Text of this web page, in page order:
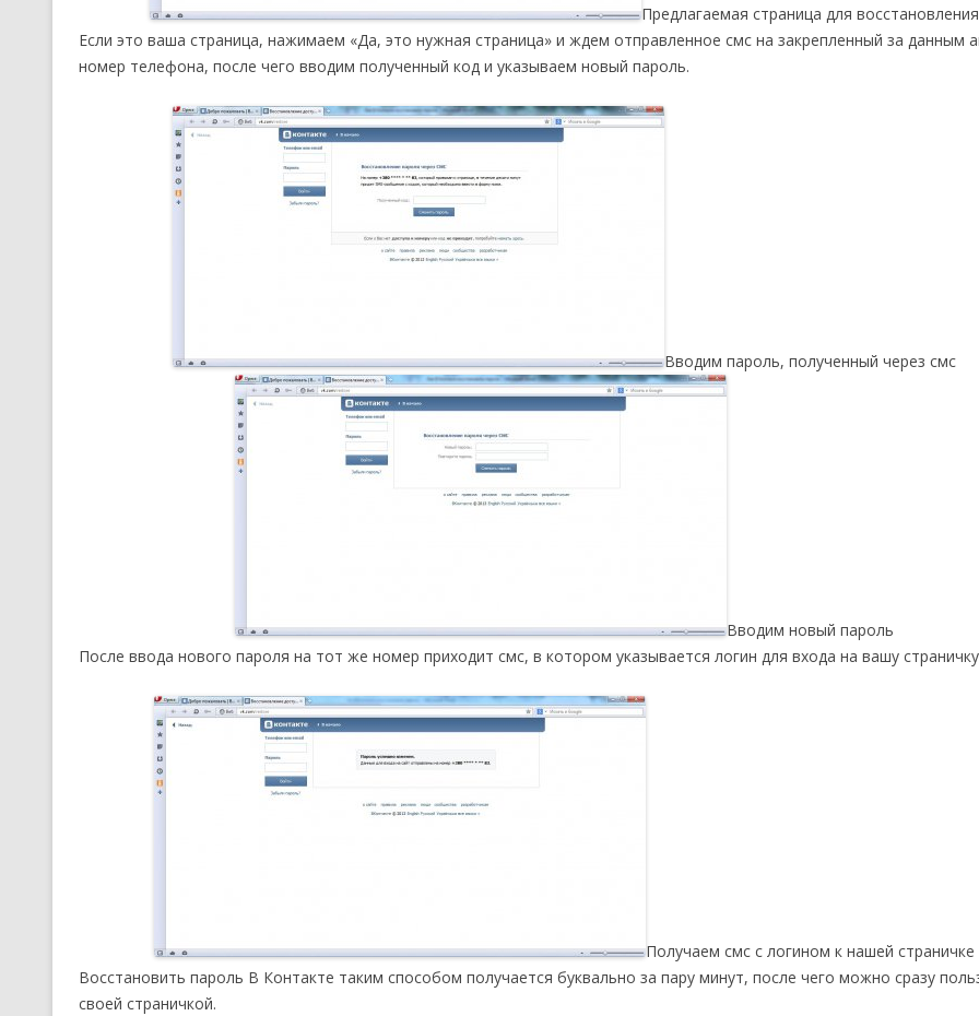
Предлагаемая страница для восстановления
Если это ваша страница, нажимаем «Да, это нужная страница» и ждем отправленное смс на закрепленный за данным
номер телефона, после чего вводим полученный код и указываем новый пароль.
Вводим пароль, полученный через смс
Вводим новый пароль
После ввода нового пароля на тот же номер приходит смс, в котором указывается логин для входа на вашу
Получаем смс с логином к нашей страничке
Восстановить пароль В Контакте таким способом получается буквально за пару минут, после чего можно сразу
своей страничкой.